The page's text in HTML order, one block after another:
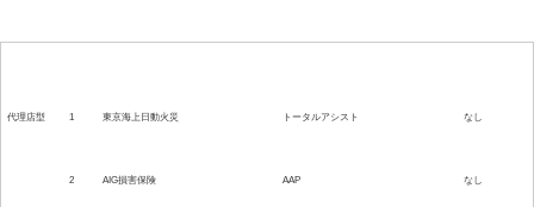
代理店型 1 東京海上日動火災 トータルアシスト なし
2 AIG損害保険 AAP なし